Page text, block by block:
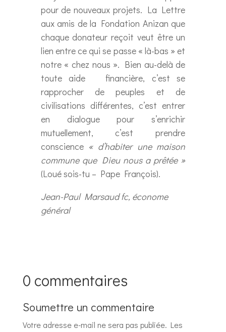
pour de nouveaux projets. La Lettre
aux amis de la Fondation Anizan que
chaque donateur reçoit veut être un
lien entre ce qui se passe « là-bas » et
notre « chez nous ». Bien au-delà de
toute aide financière, c’est se
rapprocher de peuples et de
civilisations différentes, c’est entrer
en dialogue pour s’enrichir
mutuellement, c’est prendre
conscience « d’habiter une maison
commune que Dieu nous a prêtée »
(Loué sois-tu – Pape François).
Jean-Paul Marsaud fc, économe
général
0 commentaires
Soumettre un commentaire
Votre adresse e-mail ne sera pas publiée. Les